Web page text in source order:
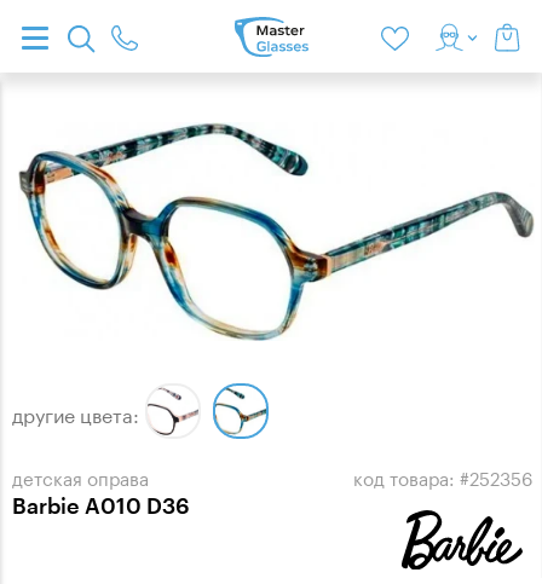
детская оправа
Barbie A010 D36
код товара: #252356
другие цвета: